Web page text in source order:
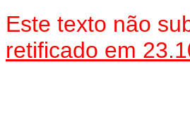
Este texto não
retificado em